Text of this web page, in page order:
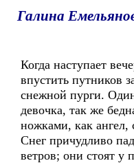
Галина
Когда наступает
впустить путников
снежной пурги.
девочка, так же
ножками, как ангел,
Снег причудливо
ветров; они стоят у